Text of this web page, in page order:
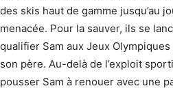
des skis haut de gamme jusqu’au
menacée. Pour la sauver, ils se
qualifier Sam aux Jeux Olympiques
son père. Au-delà de l’exploit
pousser Sam à renouer avec une